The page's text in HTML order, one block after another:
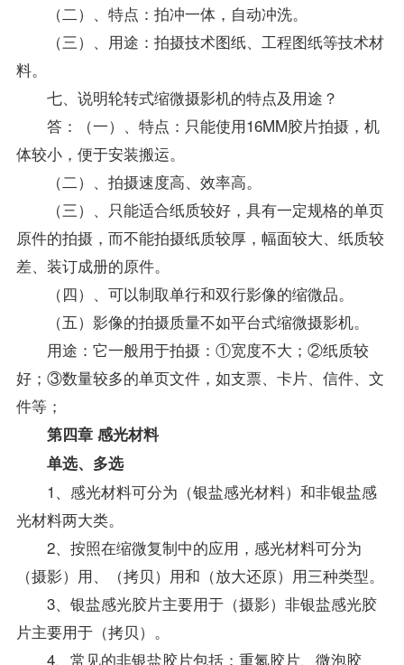
（二）、特点：拍冲一体，自动冲洗。
（三）、用途：拍摄技术图纸、工程图纸等技术材
料。
七、说明轮转式缩微摄影机的特点及用途？
答：（一）、特点：只能使用16MM胶片拍摄，机
体较小，便于安装搬运。
（二）、拍摄速度高、效率高。
（三）、只能适合纸质较好，具有一定规格的单页
原件的拍摄，而不能拍摄纸质较厚，幅面较大、纸质较
差、装订成册的原件。
（四）、可以制取单行和双行影像的缩微品。
（五）影像的拍摄质量不如平台式缩微摄影机。
用途：它一般用于拍摄：①宽度不大；②纸质较
好；③数量较多的单页文件，如支票、卡片、信件、文
件等；
第四章 感光材料
单选、多选
1、感光材料可分为（银盐感光材料）和非银盐感
光材料两大类。
2、按照在缩微复制中的应用，感光材料可分为
（摄影）用、（拷贝）用和（放大还原）用三种类型。
3、银盐感光胶片主要用于（摄影）非银盐感光胶
片主要用于（拷贝）。
4、常见的非银盐胶片包括：重氮胶片、微泡胶